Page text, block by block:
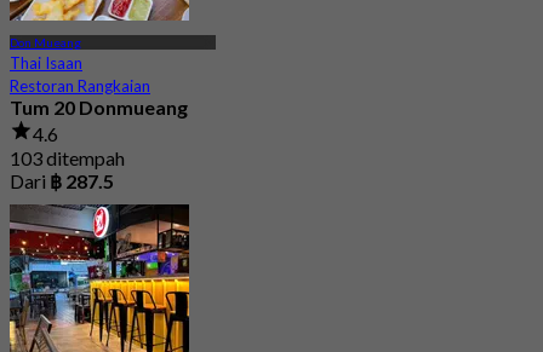
Don Mueang
Thai Isaan
Restoran Rangkaian
Tum 20 Donmueang
4.6
103 ditempah
Dari ฿ 287.5